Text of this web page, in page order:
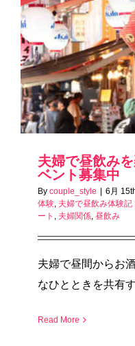
夫婦で昼飲み
ベント募集中
By couple_style | 6月
体験 夫婦で昼飲み体験記
ート
夫婦関係 昼飲み
夫婦で昼間からお
なひとときを共有
Read More